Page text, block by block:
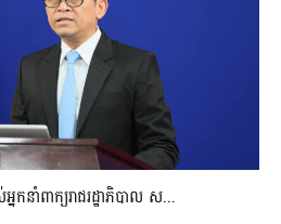
នាំពាក្យរាជរដ្ឋាភិបាល ស...